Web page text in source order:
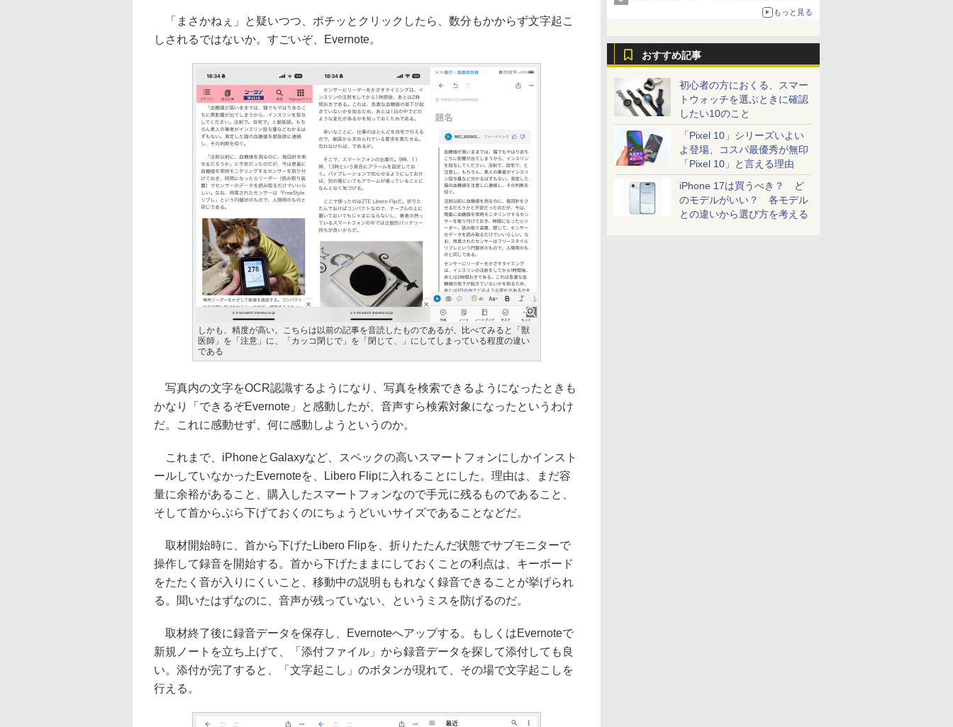
もっと見る
おすすめ記事
初心者の方におくる、スマー
トウォッチを選ぶときに確認
したい10のこと
「Pixel 10」シリーズいよい
よ登場、コスパ最優秀が無印
「Pixel 10」と言える理由
iPhone 17は買うべき？ ど
のモデルがいい？ 各モデル
との違いから選び方を考える
「まさかねぇ」と疑いつつ、ポチッとクリックしたら、数分もかからず文字起こ
しされるではないか。すごいぞ、Evernote。
しかも、精度が高い。こちらは以前の記事を音読したものであるが、比べてみると「獣
医師」を「注意」に、「カッコ閉じで」を「閉じて、」にしてしまっている程度の違い
である
写真内の文字をOCR認識するようになり、写真を検索できるようになったときも
かなり「できるぞEvernote」と感動したが、音声すら検索対象になったというわけ
だ。これに感動せず、何に感動しようというのか。
これまで、iPhoneとGalaxyなど、スペックの高いスマートフォンにしかインスト
ールしていなかったEvernoteを、Libero Flipに入れることにした。理由は、まだ容
量に余裕があること、購入したスマートフォンなので手元に残るものであること、
そして首からぶら下げておくのにちょうどいいサイズであることなどだ。
取材開始時に、首から下げたLibero Flipを、折りたたんだ状態でサブモニターで
操作して録音を開始する。首から下げたままにしておくことの利点は、キーボード
をたたく音が入りにくいこと、移動中の説明ももれなく録音できることが挙げられ
る。聞いたはずなのに、音声が残っていない、というミスを防げるのだ。
取材終了後に録音データを保存し、Evernoteへアップする。もしくはEvernoteで
新規ノートを立ち上げて、「添付ファイル」から録音データを探して添付しても良
い。添付が完了すると、「文字起こし」のボタンが現れて、その場で文字起こしを
行える。